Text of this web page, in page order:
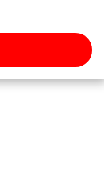
.พลังงานไทย
ระชุม
นายกรัฐมนตรี